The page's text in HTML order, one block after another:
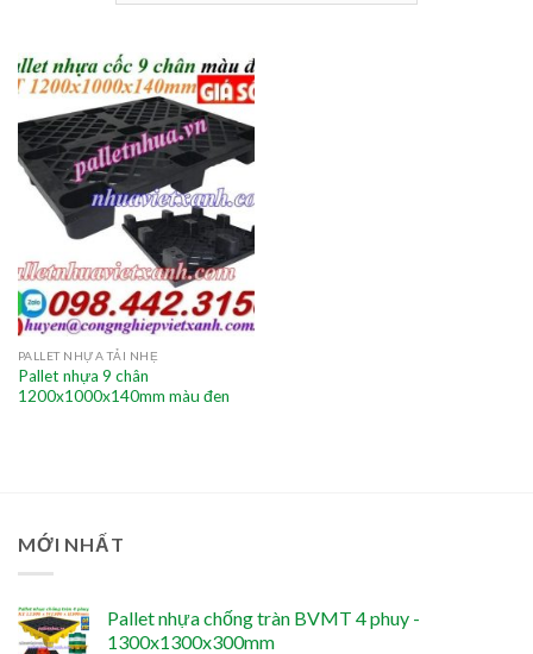
PALLET NHỰA TẢI NHẸ
Pallet nhựa 9 chân
1200x1000x140mm màu đen
MỚI NHẤT
Pallet nhựa chống tràn BVMT 4 phuy -
1300x1300x300mm